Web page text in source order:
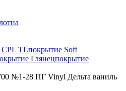
TLпокрытие Soft
Глянецпокрытие
№1-28 ПГ Vinyl Дельта ваниль